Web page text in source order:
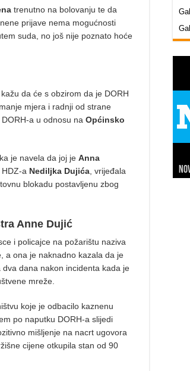
trenutno na bolovanju te da
prijave nema mogućnosti
suda, no još nije poznato hoće
da će s obzirom da je DORH
mjera i radnji od strane
a u odnosu na Općinsko
je navela da joj je Anna
a Nediljka Dujića , vrijeđala
blokadu postavljenu zbog
Anne Dujić
i policajce na požarištu naziva
a ona je naknadno kazala da je
dana nakon incidenta kada je
mreže.
koje je odbacilo kaznenu
po naputku DORH-a slijedi
mišljenje na nacrt ugovora
cijene otkupila stan od 90
7
24